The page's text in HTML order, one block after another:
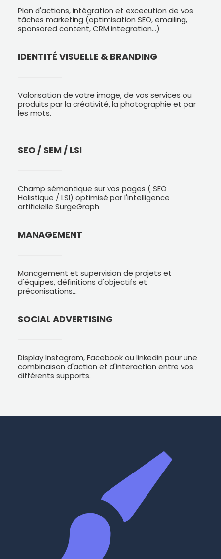
Plan d'actions, intégration et excecution de vos
tâches marketing (optimisation SEO, emailing,
sponsored content, CRM integration...)
IDENTITÉ VISUELLE & BRANDING
Valorisation de votre image, de vos services ou
produits par la créativité, la photographie et par
les mots.
SEO / SEM / LSI
Champ sémantique sur vos pages ( SEO
Holistique / LSI) optimisé par l'intelligence
artificielle SurgeGraph
MANAGEMENT
Management et supervision de projets et
d'équipes, définitions d'objectifs et
préconisations...
SOCIAL ADVERTISING
Display Instagram, Facebook ou linkedin pour une
combinaison d'action et d'interaction entre vos
différents supports.